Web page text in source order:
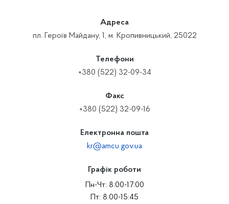
Адреса
пл. Героїв Майдану, 1, м. Кропивницький, 25022
Телефони
+380 (522) 32-09-34
Факс
+380 (522) 32-09-16
Електронна пошта
kr@amcu.gov.ua
Графік роботи
Пн-Чт: 8:00-17:00
Пт: 8:00-15:45